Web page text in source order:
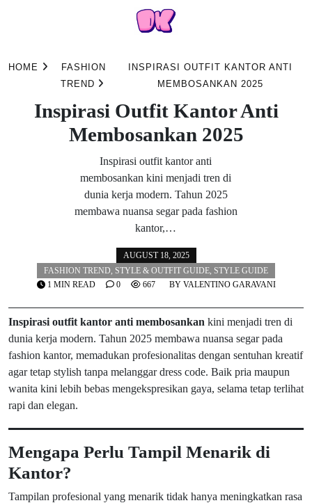
HOME
FASHION
TREND
INSPIRASI OUTFIT KANTOR ANTI
MEMBOSANKAN 2025
Inspirasi Outfit Kantor Anti
Membosankan 2025
Inspirasi outfit kantor anti
membosankan kini menjadi tren di
dunia kerja modern. Tahun 2025
membawa nuansa segar pada fashion
kantor,…
AUGUST 18, 2025
FASHION TREND, STYLE & OUTFIT GUIDE, STYLE GUIDE
BY VALENTINO GARAVANI
1 MIN READ 0 667
Inspirasi outfit kantor anti membosankan kini menjadi tren di
dunia kerja modern. Tahun 2025 membawa nuansa segar pada
fashion kantor, memadukan profesionalitas dengan sentuhan kreatif
agar tetap stylish tanpa melanggar dress code. Baik pria maupun
wanita kini lebih bebas mengekspresikan gaya, selama tetap terlihat
rapi dan elegan.
Mengapa Perlu Tampil Menarik di
Kantor?
Tampilan profesional yang menarik tidak hanya meningkatkan rasa